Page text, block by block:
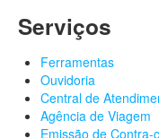
Serviços
Ferramentas
Ouvidoria
Central de
Agência de Viagem
Emissão de Contra-